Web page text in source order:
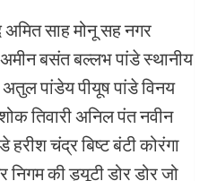
अमित साह मोनू सह नगर
बसंत बल्लभ पांडे स्थानीय
पांडेय पीयूष पांडे विनय
तिवारी अनिल पंत नवीन
चंद्र बिष्ट बंटी कोरंगा
निगम की ड्यूटी डोर डोर जो